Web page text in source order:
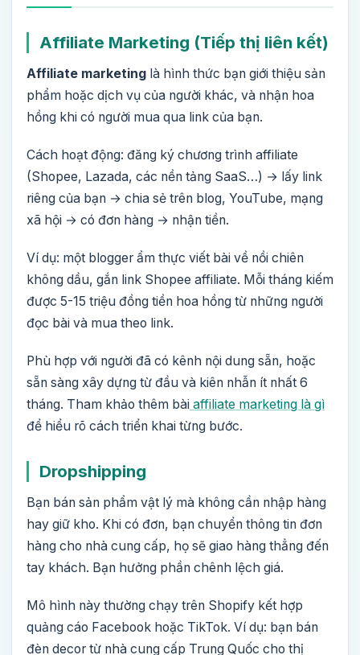
Affiliate Marketing (Tiếp thị liên kết)
Affiliate marketing là hình thức bạn giới thiệu sản
phẩm hoặc dịch vụ của người khác, và nhận hoa
hồng khi có người mua qua link của bạn.
Cách hoạt động: đăng ký chương trình affiliate
(Shopee, Lazada, các nền tảng SaaS…) → lấy link
riêng của bạn → chia sẻ trên blog, YouTube, mạng
xã hội → có đơn hàng → nhận tiền.
Ví dụ: một blogger ẩm thực viết bài về nồi chiên
không dầu, gắn link Shopee affiliate. Mỗi tháng kiếm
được 5-15 triệu đồng tiền hoa hồng từ những người
đọc bài và mua theo link.
Phù hợp với người đã có kênh nội dung sẵn, hoặc
sẵn sàng xây dựng từ đầu và kiên nhẫn ít nhất 6
tháng. Tham khảo thêm bài affiliate marketing là gì
để hiểu rõ cách triển khai từng bước.
Dropshipping
Bạn bán sản phẩm vật lý mà không cần nhập hàng
hay giữ kho. Khi có đơn, bạn chuyển thông tin đơn
hàng cho nhà cung cấp, họ sẽ giao hàng thẳng đến
tay khách. Bạn hưởng phần chênh lệch giá.
Mô hình này thường chạy trên Shopify kết hợp
quảng cáo Facebook hoặc TikTok. Ví dụ: bạn bán
đèn decor từ nhà cung cấp Trung Quốc cho thị